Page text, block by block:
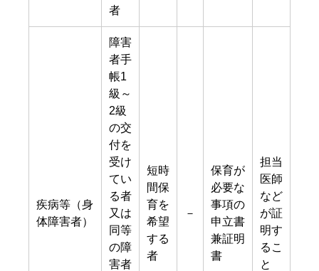
者
疾病等（身
体障害者）
障害
者手
帳1
級～
2級
の交
付を
受け
てい
る者
又は
同等
の障
害者
短時
間保
育を
希望
する
者
－
保育が
必要な
事項の
申立書
兼証明
書
担当
医師
など
が証
明す
るこ
と